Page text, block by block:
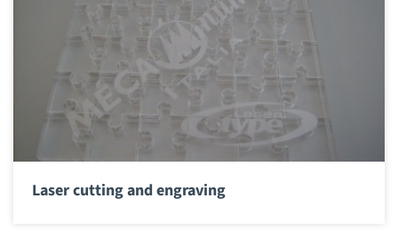
Laser cutting and engraving